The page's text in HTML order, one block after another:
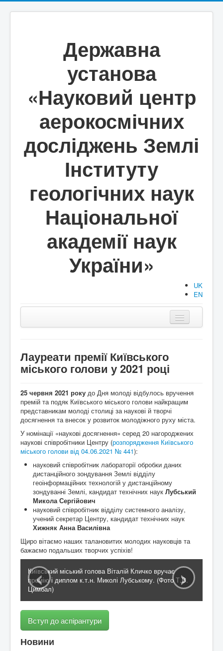
Державна
установа
«Науковий центр
аерокосмічних
досліджень Землі
Інституту
геологічних наук
Національної
академії наук
України»
UK
EN
Діяльність
Документи
Аспірантура/Докторантура
Події
Контакти
Лауреати премії Київського
міського голови у 2021 році
25 червня 2021 року до Дня молоді відбулось вручення
премій та подяк Київського міського голови найкращим
представникам молоді столиці за наукові й творчі
досягнення та внесок у розвиток молодіжного руху міста.
У номінації «наукові досягнення» серед 20 нагороджених
наукові співробітники Центру (розпорядження Київського
міського голови від 04.06.2021 № 441):
науковий співробітник лабораторії обробки даних
дистанційного зондування Землі відділу
геоінформаційних технологій у дистанційному
зондуванні Землі, кандидат технічних наук Лубський
Микола Сергійович
науковий співробітник відділу системного аналізу,
учений секретар Центру, кандидат технічних наук
Хижняк Анна Василівна
Щиро вітаємо наших талановитих молодих науковців та
бажаємо подальших творчих успіхів!
Київський міський голова Віталій Кличко вручає
премію і диплом к.т.н. Миколі Лубському. (Фото Т.В.
Цимбал)
‹ ›
Вступ до аспірантури
Новини